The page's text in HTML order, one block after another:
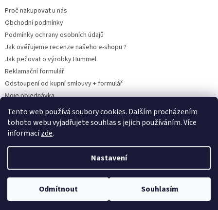
Tento web používá soubory cookies. Dalším procházením
tohoto webu vyjadřujete souhlas s jejich používáním. Více
informacízde.
Nastavení
Odmítnout Souhlasím
Proč nakupovat u nás
Obchodní podmínky
Podmínky ochrany osobních údajů
Jak ověřujeme recenze našeho e-shopu ?
Jak pečovat o výrobky Hummel.
Reklamační formulář
Odstoupení od kupní smlouvy + formulář
Moje objednávka
Odstoupení od smlouvy
Copyright 2026www.hummel-kluby.cz. Všechna práva vyhrazena.
Upravit nastavení cookies